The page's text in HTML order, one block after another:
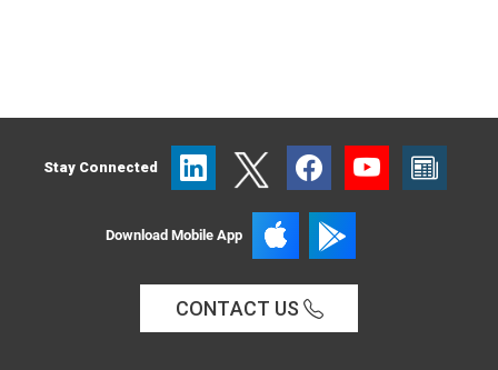
Stay Connected
Download Mobile App
CONTACT US